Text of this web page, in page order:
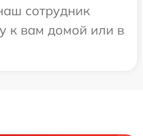
сотрудник
к вам домой или в